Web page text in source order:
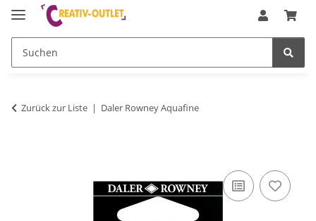
Zurück zur Liste Daler Rowney Aquafine